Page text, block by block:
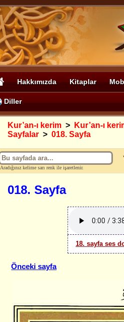
Hakkımızda Kitaplar
Diller
Kur’an-ı kerim > Kur’an-ı
Sayfalar > 018. Sayfa
Aradığınız kelime sarı renk ile işaretlenir.
018. Sayfa
18. sayfa ses
Önceki sayfa